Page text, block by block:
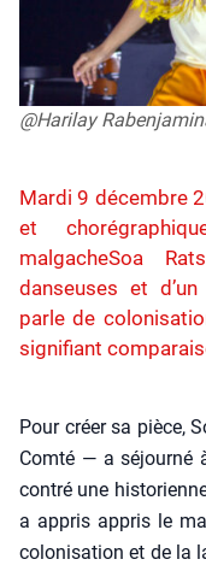
@Harilay
Mardi 9 décembre
et
malgacheSoa
danseuses et
parle de
signifiant
Pour créer sa pièce,
Com­té — a séjour­né
con­tré une
a appris appris le
colo­ni­sa­tion et de la